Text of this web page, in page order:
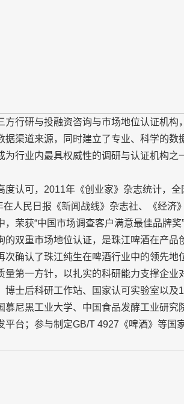
方行研与投融资咨询与市场地位认证机构
渠道来源，同时建立了专业、科学的数
行业内最具权威性的调研与认证机构之
度认可，2011年《创业家》杂志统计，
人民日报《新闻战线》杂志社、《经济
荣获“中国市场调查客户满意最佳品牌奖”
双重市场地位认证，是珠江啤酒在产品
确认了珠江纯生在啤酒行业中的领先地
量第一方针，以扎实的科研能力支撑企业
博士后科研工作站、国家认可实验室以及
尼黑工业大学、中国食品发酵工业研究
台；参与制定GB/T 4927《啤酒》等国